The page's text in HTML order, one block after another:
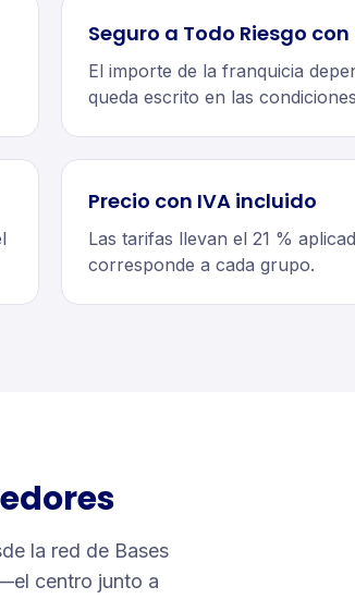
Seguro a Todo Riesgo
El importe de la franquicia
queda escrito en las
Precio con IVA incluido
Las tarifas llevan el 21 %
corresponde a cada grupo.
la red de Bases
centro junto a